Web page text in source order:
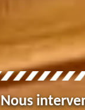
Nous